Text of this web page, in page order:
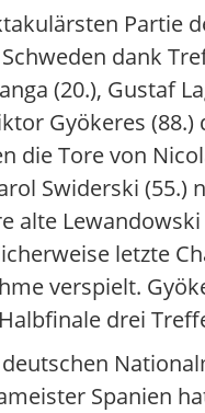
Partie
dank
(20.), Gustaf
Gyökeres (88.)
die Tore von
Swiderski (55.)
alte
letzte
verspielt.
drei
Spanien